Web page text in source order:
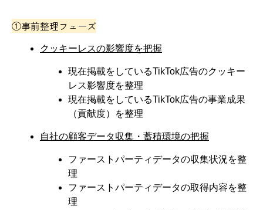
①事前整理フェーズ
クッキーレスの影響度を把握
現在掲載をしているTikTok広告のクッキー
レス影響度を整理
現在掲載をしているTikTok広告の事業成果
（貢献度）を整理
自社の顧客データ収集・蓄積環境の把握
ファーストパーティデータの収集状況を整
理
ファーストパーティデータの取得内容を整
理